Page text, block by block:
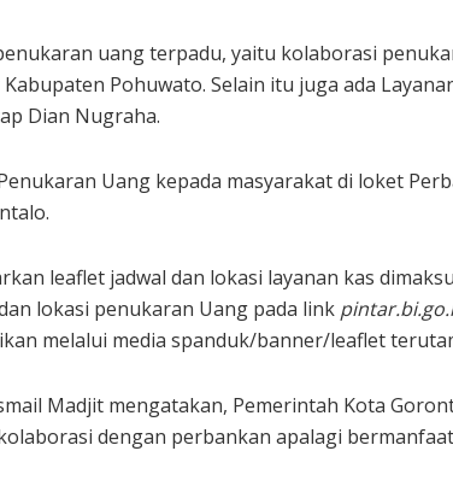
uang terpadu, yaitu kolaborasi
Pohuwato. Selain itu juga ada
Dian Nugraha.
Uang kepada masyarakat di loket
leaflet jadwal dan lokasi layanan kas
lokasi penukaran Uang pada link
melalui media spanduk/banner/leaflet
Madjit mengatakan, Pemerintah Kota
dengan perbankan apalagi